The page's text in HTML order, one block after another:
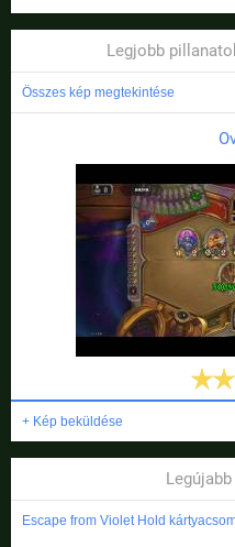
Legjobb
Összes kép megtekintése
+ Kép beküldése
Escape from Violet Hold